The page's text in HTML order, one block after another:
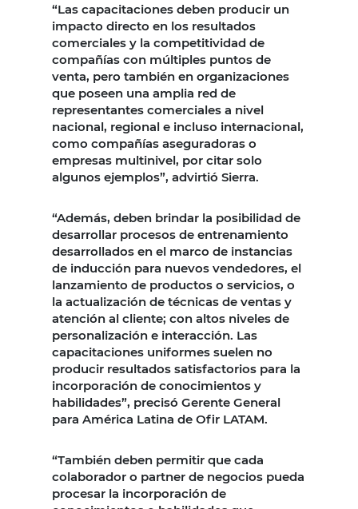
“Las capacitaciones deben producir un
impacto directo en los resultados
comerciales y la competitividad de
compañías con múltiples puntos de
venta, pero también en organizaciones
que poseen una amplia red de
representantes comerciales a nivel
nacional, regional e incluso internacional,
como compañías aseguradoras o
empresas multinivel, por citar solo
algunos ejemplos”, advirtió Sierra.
“Además, deben brindar la posibilidad de
desarrollar procesos de entrenamiento
desarrollados en el marco de instancias
de inducción para nuevos vendedores, el
lanzamiento de productos o servicios, o
la actualización de técnicas de ventas y
atención al cliente; con altos niveles de
personalización e interacción. Las
capacitaciones uniformes suelen no
producir resultados satisfactorios para la
incorporación de conocimientos y
habilidades”, precisó Gerente General
para América Latina de Ofir LATAM.
“También deben permitir que cada
colaborador o partner de negocios pueda
procesar la incorporación de